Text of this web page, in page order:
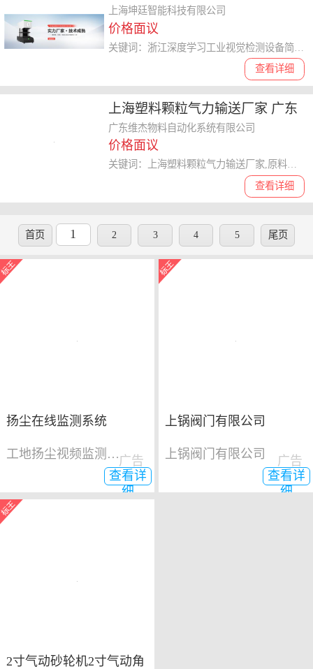
简介 来电咨询 上海坤廷智能科技
供应
上海坤廷智能科技有限公司
价格面议
查看详细
关键词：浙江深度学习工业视觉检测设备简介,工业视觉
上海塑料颗粒气力输送厂家 广东
维杰物料自动化系统供应
广东维杰物料自动化系统有限公司
价格面议
查看详细
关键词：上海塑料颗粒气力输送厂家,原料真空气力输送系统
首页 1 2 3 4 5 尾页
扬尘在线监测系统
工地扬尘视频监测系统
查看详
细
广告
上锅阀门有限公司
上锅阀门有限公司
查看详
细
广告
2寸气动砂轮机2寸气动角